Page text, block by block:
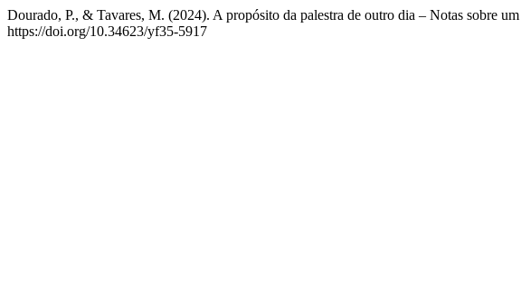
Dourado, P., & Tavares, M. (2024). A propósito da palestra de outro dia – Notas sobre
https://doi.org/10.34623/yf35-5917